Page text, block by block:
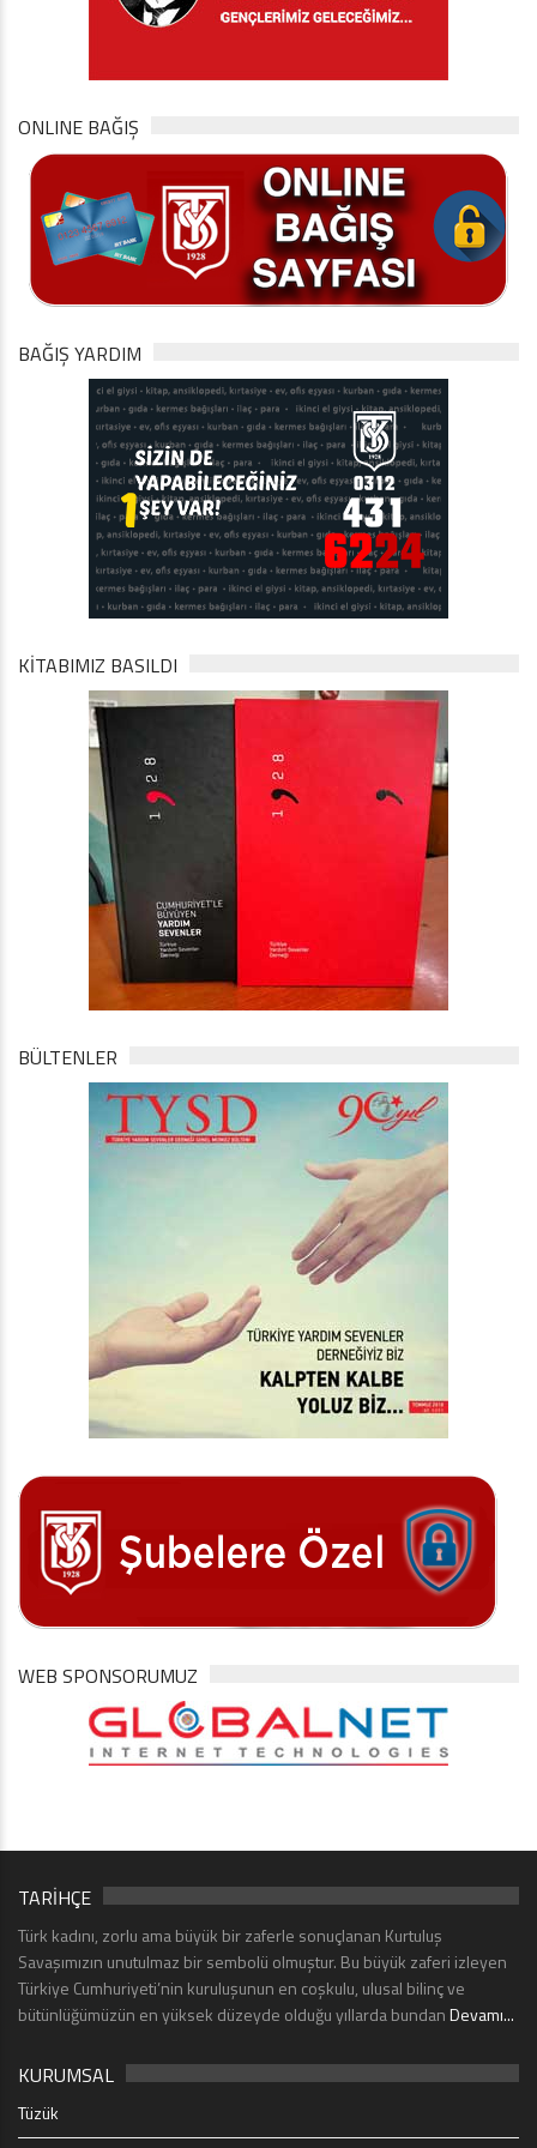
ONLINE BAĞIŞ
BAĞIŞ YARDIM
KİTABIMIZ BASILDI
BÜLTENLER
WEB SPONSORUMUZ
TARİHÇE
Türk kadını, zorlu ama büyük bir zaferle sonuçlanan Kurtuluş
Savaşımızın unutulmaz bir sembolü olmuştur. Bu büyük zaferi izleyen
Türkiye Cumhuriyeti’nin kuruluşunun en coşkulu, ulusal bilinç ve
bütünlüğümüzün en yüksek düzeyde olduğu yıllarda bundanDevamı...
KURUMSAL
Tüzük